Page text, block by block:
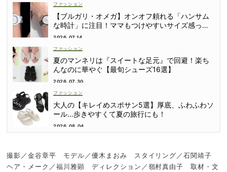
ファッション
【ブルガリ・オメガ】オンオフ頼れる「ハンサム
な時計」に注目！ママもつけやすいサイズ感っ
て？
2026.07.14
ファッション
夏のマンネリは『スイートな足元』で回避！楽ち
んなのに華やぐ【最旬シューズ16選】
2026.07.30
ファッション
大人の【キレイめスポサン5選】厚底、ふわふわソ
ール…歩きやすくて夏の旅行にも！
2026.08.04
撮影／金谷章平 モデル／優木まおみ スタイリング／石関靖子
ヘア・メーク／福川雅顕 ディレクション／嶺村真由子 取材・文